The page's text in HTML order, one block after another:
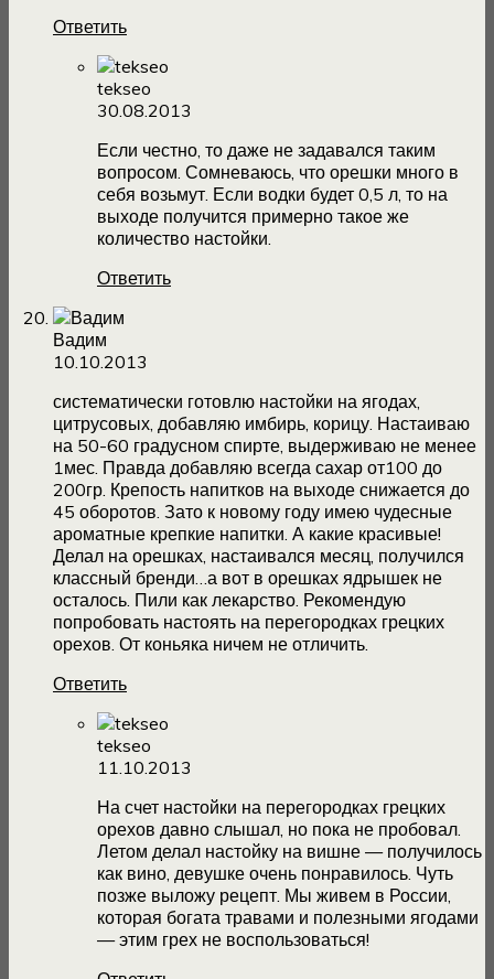
Ответить
tekseo
30.08.2013
Если честно, то даже не задавался таким
вопросом. Сомневаюсь, что орешки много в
себя возьмут. Если водки будет 0,5 л, то на
выходе получится примерно такое же
количество настойки.
Ответить
Вадим
10.10.2013
систематически готовлю настойки на ягодах,
цитрусовых, добавляю имбирь, корицу. Настаиваю
на 50-60 градусном спирте, выдерживаю не менее
1мес. Правда добавляю всегда сахар от100 до
200гр. Крепость напитков на выходе снижается до
45 оборотов. Зато к новому году имею чудесные
ароматные крепкие напитки. А какие красивые!
Делал на орешках, настаивался месяц, получился
классный бренди…а вот в орешках ядрышек не
осталось. Пили как лекарство. Рекомендую
попробовать настоять на перегородках грецких
орехов. От коньяка ничем не отличить.
Ответить
tekseo
11.10.2013
На счет настойки на перегородках грецких
орехов давно слышал, но пока не пробовал.
Летом делал настойку на вишне — получилось
как вино, девушке очень понравилось. Чуть
позже выложу рецепт. Мы живем в России,
которая богата травами и полезными ягодами
— этим грех не воспользоваться!